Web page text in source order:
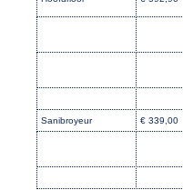
Sanibroyeur € 339,00